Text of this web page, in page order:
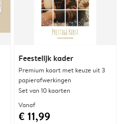
Feestelijk kader
Premium kaart met keuze uit 3
papierafwerkingen
Set van 10 kaarten
Vanaf
€ 11,99